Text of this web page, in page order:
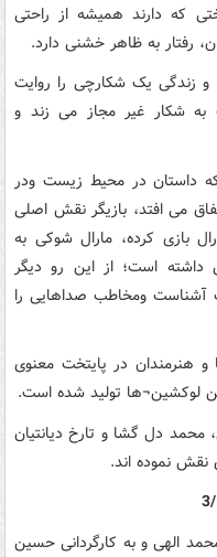
که دارند همیشه از راحتی
رفتار به ظاهر خشنی دارد.
زندگی یک شکارچی را روایت
شکار غیر مجاز می زند و
داستان در محیط زیست ودر
می افتد، بازیگر نقش اصلی
بازی کرده، مارال شوکی به
است؛ از این رو دیگر
آشناست ومخاطب صداهایی را
و هنرمندان در پایتخت معنوی
لوکشین¬‌ها تولید شده است.
محمد دل گشا و تارخ دیانتیان
نموده اند.
الهی و به کارگردانی حسین